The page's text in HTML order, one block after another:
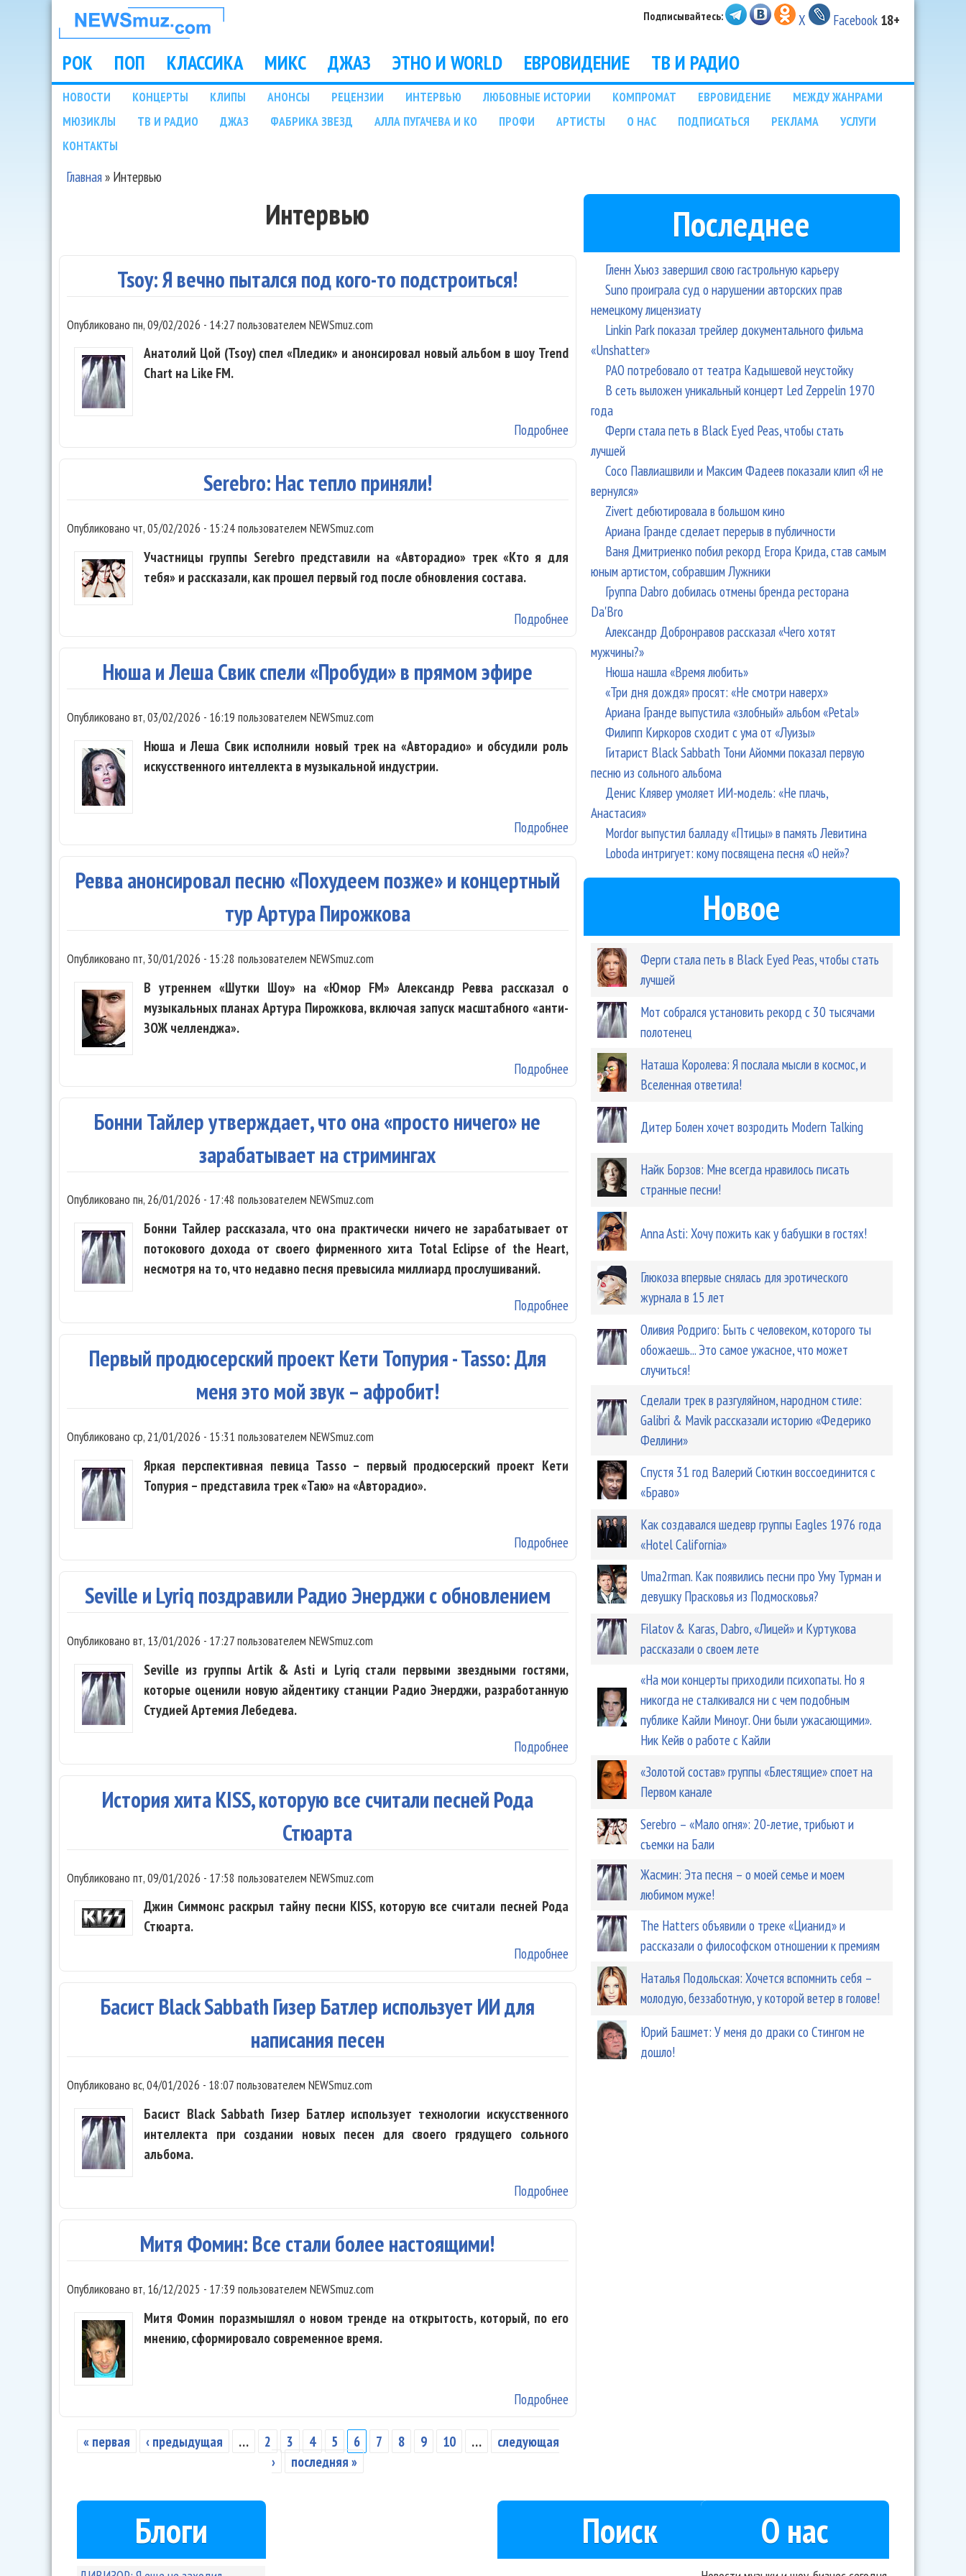
НОВОСТИ
МУЗЫКИ И
ШОУ БИЗНЕСА
NEWSMUZ.COM
Подписывайтесь: X Facebook 18+
Main menu
РОК ПОП КЛАССИКА МИКС ДЖАЗ ЭТНО И WORLD ЕВРОВИДЕНИЕ ТВ И РАДИО
Подразделы
НОВОСТИ КОНЦЕРТЫ КЛИПЫ АНОНСЫ РЕЦЕНЗИИ ИНТЕРВЬЮ ЛЮБОВНЫЕ ИСТОРИИ КОМПРОМАТ ЕВРОВИДЕНИЕ
МЕЖДУ ЖАНРАМИ
МЮЗИКЛЫ
ТВ И РАДИО ДЖАЗ ФАБРИКА ЗВЕЗД АЛЛА ПУГАЧЕВА И КО ПРОФИ АРТИСТЫ О НАС ПОДПИСАТЬСЯ РЕКЛАМА
УСЛУГИ
КОНТАКТЫ
Главная» Интервью
Интервью
Tsoy: Я вечно пытался под кого-то подстроиться!
Опубликовано пн, 09/02/2026 - 14:27пользователем NEWSmuz.com
Анатолий Цой (Tsoy) спел «Пледик» и анонсировал новый альбом в шоу Trend
Chart на Like FM.
Подробнее о Tsoy: Я вечно пытался под кого-то подстроиться!
Serebro: Нас тепло приняли!
Опубликовано чт, 05/02/2026 - 15:24пользователем NEWSmuz.com
Участницы группы Serebro представили на «Авторадио» трек «Кто я для
тебя» и рассказали, как прошел первый год после обновления состава.
Подробнее о Serebro: Нас тепло приняли!
Нюша и Леша Свик спели «Пробуди» в прямом эфире
Опубликовано вт, 03/02/2026 - 16:19 пользователем NEWSmuz.com
Нюша и Леша Свик исполнили новый трек на «Авторадио» и обсудили роль
искусственного интеллекта в музыкальной индустрии.
Подробнее о Нюша и Леша Свик спели «Пробуди» в прямом эфире
Ревва анонсировал песню «Похудеем позже» и концертный
тур Артура Пирожкова
Опубликовано пт, 30/01/2026 - 15:28 пользователем NEWSmuz.com
В утреннем «Шутки Шоу» на «Юмор FM» Александр Ревва рассказал о
музыкальных планах Артура Пирожкова, включая запуск масштабного «анти-
ЗОЖ челленджа».
Подробнее о Ревва анонсировал песню «Похудеем позже» и концертный тур
Артура Пирожкова
Бонни Тайлер утверждает, что она «просто ничего» не
зарабатывает на стримингах
Опубликовано пн, 26/01/2026 - 17:48 пользователем NEWSmuz.com
Бонни Тайлер рассказала, что она практически ничего не зарабатывает от
потокового дохода от своего фирменного хита Total Eclipse of the Heart,
несмотря на то, что недавно песня превысила миллиард прослушиваний.
Подробнее о Бонни Тайлер утверждает, что она «просто ничего» не
зарабатывает на стримингах
Первый продюсерский проект Кети Топурия - Tasso: Для
меня это мой звук – афробит!
Опубликовано ср, 21/01/2026 - 15:31 пользователем NEWSmuz.com
Яркая перспективная певица Tasso – первый продюсерский проект Кети
Топурия – представила трек «Таю» на «Авторадио».
Подробнее о Первый продюсерский проект Кети Топурия - Tasso: Для меня это
мой звук – афробит!
Seville и Lyriq поздравили Радио Энерджи с обновлением
Опубликовано вт, 13/01/2026 - 17:27пользователем NEWSmuz.com
Seville из группы Artik & Asti и Lyriq стали первыми звездными гостями,
которые оценили новую айдентику станции Радио Энерджи, разработанную
Студией Артемия Лебедева.
Подробнее о Seville и Lyriq поздравили Радио Энерджи с обновлением
История хита KISS, которую все считали песней Рода
Стюарта
Опубликовано пт, 09/01/2026 - 17:58 пользователем NEWSmuz.com
Джин Симмонс раскрыл тайну песни KISS, которую все считали песней Рода
Стюарта.
Подробнее о История хита KISS, которую все считали песней Рода Стюарта
Басист Black Sabbath Гизер Батлер использует ИИ для
написания песен
Опубликовано вс, 04/01/2026 - 18:07пользователем NEWSmuz.com
Басист Black Sabbath Гизер Батлер использует технологии искусственного
интеллекта при создании новых песен для своего грядущего сольного
альбома.
Подробнее
Митя Фомин: Все стали более настоящими!
Опубликовано вт, 16/12/2025 - 17:39 пользователем NEWSmuz.com
Митя Фомин поразмышлял о новом тренде на открытость, который, по его
мнению, сформировало современное время.
Подробнее
« первая ‹ предыдущая … 2 3 4 5 6 7 8 9 10 …
следующая
›
последняя »
Последнее
Гленн Хьюз завершил свою гастрольную карьеру
Suno проиграла суд о нарушении авторских прав
немецкому лицензиату
Linkin Park показал трейлер документального фильма
«Unshatter»
РАО потребовало от театра Кадышевой неустойку
В сеть выложен уникальный концерт Led Zeppelin 1970
года
Ферги стала петь в Black Eyed Peas, чтобы стать
лучшей
Сосо Павлиашвили и Максим Фадеев показали клип «Я не
вернулся»
Zivert дебютировала в большом кино
Ариана Гранде сделает перерыв в публичности
Ваня Дмитриенко побил рекорд Егора Крида, став самым
юным артистом, собравшим Лужники
Группа Dabro добилась отмены бренда ресторана
Da'Bro
Александр Добронравов рассказал «Чего хотят
мужчины?»
Нюша нашла «Время любить»
«Три дня дождя» просят: «Не смотри наверх»
Ариана Гранде выпустила «злобный» альбом «Petal»
Филипп Киркоров сходит с ума от «Луизы»
Гитарист Black Sabbath Тони Айомми показал первую
песню из сольного альбома
Денис Клявер умоляет ИИ-модель: «Не плачь,
Анастасия»
Mordor выпустил балладу «Птицы» в память Левитина
Loboda интригует: кому посвящена песня «О ней»?
Новое
Ферги стала петь в Black Eyed Peas, чтобы стать
лучшей
Мот собрался установить рекорд с 30 тысячами
полотенец
Наташа Королева: Я послала мысли в космос, и
Вселенная ответила!
Дитер Болен хочет возродить Modern Talking
Найк Борзов: Мне всегда нравилось писать
странные песни!
Anna Asti: Хочу пожить как у бабушки в гостях!
Глюкоза впервые снялась для эротического
журнала в 15 лет
Оливия Родриго: Быть ​​с человеком, которого ты
обожаешь... Это самое ужасное, что может
случиться!
Сделали трек в разгуляйном, народном стиле:
Galibri & Mavik рассказали историю «Федерико
Феллини»
Спустя 31 год Валерий Сюткин воссоединится с
«Браво»
Как создавался шедевр группы Eagles 1976 года
«Hotel California»
Uma2rman. Как появились песни про Уму Турман и
девушку Прасковья из Подмосковья?
Filatov & Karas, Dabro, «Лицей» и Куртукова
рассказали о своем лете
«На мои концерты приходили психопаты. Но я
никогда не сталкивался ни с чем подобным
публике Кайли Миноуг. Они были ужасающими».
Ник Кейв о работе с Кайли
«Золотой состав» группы «Блестящие» споет на
Первом канале
Serebro – «Мало огня»: 20-летие, трибьют и
съемки на Бали
Жасмин: Эта песня – о моей семье и моем
любимом муже!
The Hatters объявили о треке «Цианид» и
рассказали о философском отношении к премиям
Наталья Подольская: Хочется вспомнить себя –
молодую, беззаботную, у которой ветер в голове!
Юрий Башмет: У меня до драки со Стингом не
дошло!
Блоги Поиск О нас